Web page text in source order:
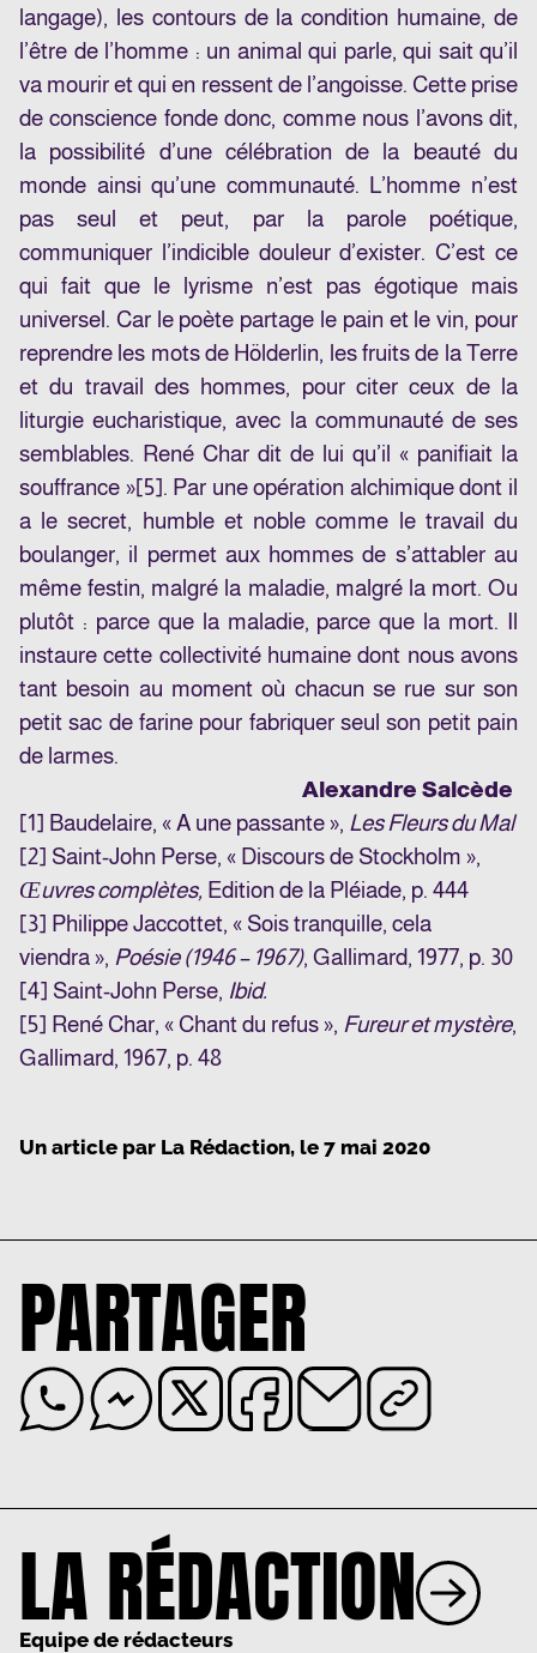
langage), les contours de la condition humaine, de
l’être de l’homme : un animal qui parle, qui sait qu’il
va mourir et qui en ressent de l’angoisse. Cette prise
de conscience fonde donc, comme nous l’avons dit,
la possibilité d’une célébration de la beauté du
monde ainsi qu’une communauté. L’homme n’est
pas seul et peut, par la parole poétique,
communiquer l’indicible douleur d’exister. C’est ce
qui fait que le lyrisme n’est pas égotique mais
universel. Car le poète partage le pain et le vin, pour
reprendre les mots de Hölderlin, les fruits de la Terre
et du travail des hommes, pour citer ceux de la
liturgie eucharistique, avec la communauté de ses
semblables. René Char dit de lui qu’il « panifiait la
souffrance »[5]. Par une opération alchimique dont il
a le secret, humble et noble comme le travail du
boulanger, il permet aux hommes de s’attabler au
même festin, malgré la maladie, malgré la mort. Ou
plutôt : parce que la maladie, parce que la mort. Il
instaure cette collectivité humaine dont nous avons
tant besoin au moment où chacun se rue sur son
petit sac de farine pour fabriquer seul son petit pain
de larmes.
Alexandre Salcède
[1] Baudelaire, « A une passante », Les Fleurs du Mal
[2] Saint-John Perse, « Discours de Stockholm »,
Œuvres complètes, Edition de la Pléiade, p. 444
[3] Philippe Jaccottet, « Sois tranquille, cela
viendra », Poésie (1946 – 1967), Gallimard, 1977, p. 30
[4] Saint-John Perse, Ibid.
[5] René Char, « Chant du refus », Fureur et mystère,
Gallimard, 1967, p. 48
Un article par La Rédaction, le 7 mai 2020
PARTAGER
LA RÉDACTION
Equipe de rédacteurs